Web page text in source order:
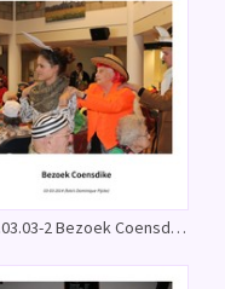
2014.03.03-2 Bezoek Coensdike